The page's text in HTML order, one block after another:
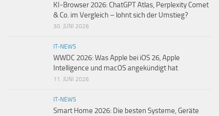
KI-Browser 2026: ChatGPT Atlas, Perplexity Comet
& Co. im Vergleich – lohnt sich der Umstieg?
30. JUNI 2026
IT-NEWS
WWDC 2026: Was Apple bei iOS 26, Apple
Intelligence und macOS angekündigt hat
11. JUNI 2026
IT-NEWS
Smart Home 2026: Die besten Systeme, Geräte